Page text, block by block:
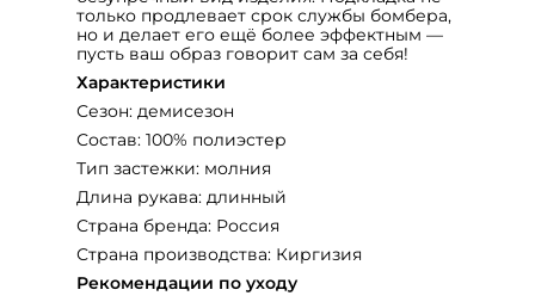
только продлевает срок службы бомбера,
но и делает его ещё более эффектным —
пусть ваш образ говорит сам за себя!
Характеристики
Сезон: демисезон
Состав: 100% полиэстер
Тип застежки: молния
Длина рукава: длинный
Страна бренда: Россия
Страна производства: Киргизия
Рекомендации по уходу